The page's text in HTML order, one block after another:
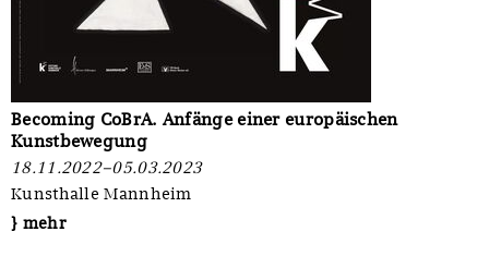
Becoming CoBrA. Anfänge einer europäischen
Kunstbewegung
18.11.2022–05.03.2023
Kunsthalle Mannheim
} mehr